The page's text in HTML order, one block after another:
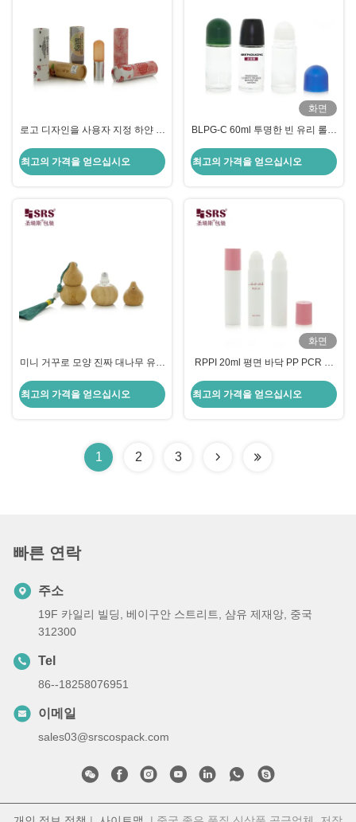
로고 디자인을 사용자 지정 하얀 카
최고의 가격을 얻으십시오
화면
BLPG-C 60ml 투명한 빈 유리 롤온
최고의 가격을 얻으십시오
미니 거꾸로 모양 진짜 대나무 유리
맞춤
최고의 가격을 얻으십시오
화면
RPPI 20ml 평면 바닥 PP PCR 플
누출 없이 포장
최고의 가격을 얻으십시오
1 2 3
빠른 연락
주소
19F 카일리 빌딩, 베이구안 스트리트, 샴유 제재앙, 중국
312300
Tel
86--18258076951
이메일
sales03@srscospack.com